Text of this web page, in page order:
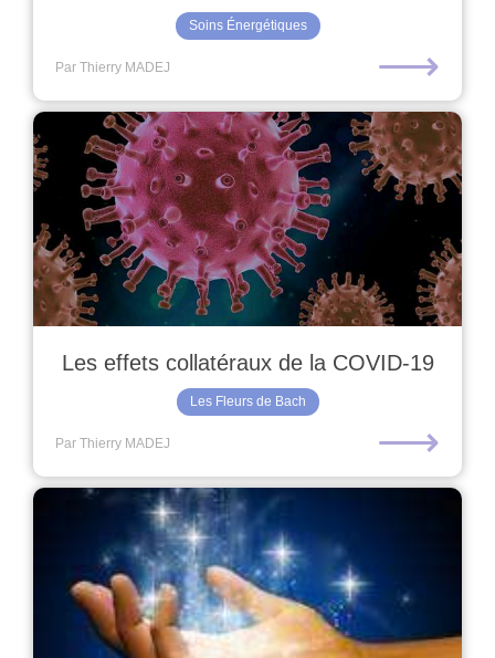
Soins Énergétiques
Par Thierry MADEJ ⟶
Les effets collatéraux de la COVID-19
Les Fleurs de Bach
Par Thierry MADEJ ⟶